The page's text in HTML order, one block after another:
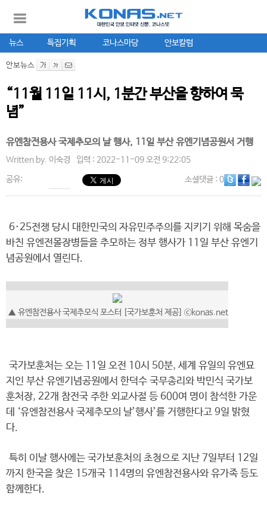
뉴스 특집기획 코나스마당 안보칼럼
안보뉴스
“11월 11일 11시, 1분간 부산을 향하여 묵
념”
유엔참전용사 국제추모의 날 행사, 11일 부산 유엔기념공원서 거행
Written by. 이숙경 입력 : 2022-11-09 오전 9:22:05
공유: 소셜댓글: 0
6·25전쟁 당시 대한민국의 자유민주주의를 지키기 위해 목숨을
바친 유엔전몰장병들을 추모하는 정부 행사가 11일 부산 유엔기
념공원에서 열린다.
▲ 유엔참전용사 국제추모식 포스터 [국가보훈처 제공] ⓒkonas.net
국가보훈처는 오는 11일 오전 10시 50분, 세계 유일의 유엔묘
지인 부산 유엔기념공원에서 한덕수 국무총리와 박민식 국가보
훈처장, 22개 참전국 주한 외교사절 등 600여 명이 참석한 가운
데 ‘유엔참전용사 국제추모의 날’행사’를 거행한다고 9일 밝혔
다.
특히 이날 행사에는 국가보훈처의 초청으로 지난 7일부터 12일
까지 한국을 찾은 15개국 114명의 유엔참전용사와 유가족 등도
함께한다.